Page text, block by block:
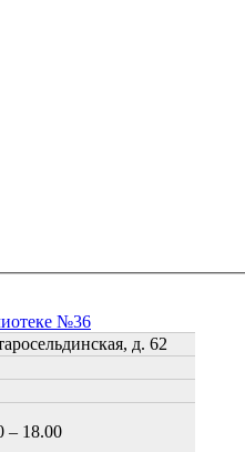
№36
д. 62
– 18.00